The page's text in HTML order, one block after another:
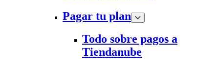
Pagar tu plan
Todo sobre pagos a
Tiendanube